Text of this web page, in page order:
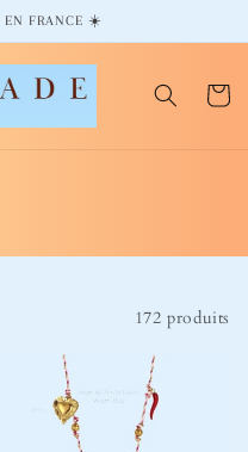
EN FRANCE ☀️
Panier
172 produits